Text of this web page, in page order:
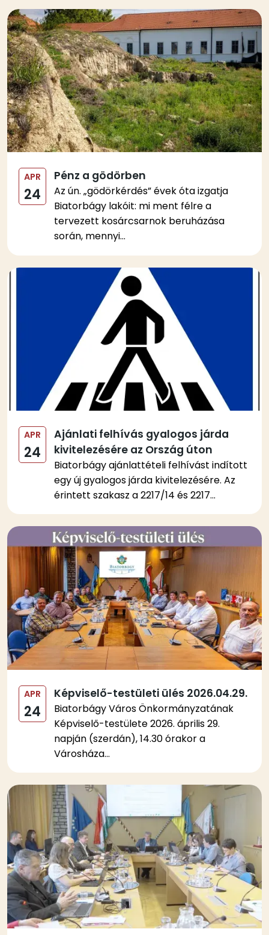
Kép
APR
24
Pénz a gödörben
Az ún. „gödörkérdés” évek óta izgatja
Biatorbágy lakóit: mi ment félre a
tervezett kosárcsarnok beruházása
során, mennyi...
Kép
APR
24
Ajánlati felhívás gyalogos járda
kivitelezésére az Ország úton
Biatorbágy ajánlattételi felhívást indított
egy új gyalogos járda kivitelezésére. Az
érintett szakasz a 2217/14 és 2217...
Kép
APR
24
Képviselő-testületi ülés 2026.04.29.
Biatorbágy Város Önkormányzatának
Képviselő-testülete 2026. április 29.
napján (szerdán), 14.30 órakor a
Városháza...
Kép